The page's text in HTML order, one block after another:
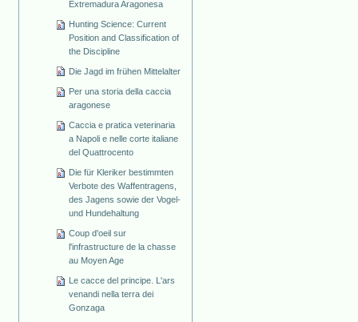
Extremadura Aragonesa
Hunting Science: Current
Position and Classification of
the Discipline
Die Jagd im frühen Mittelalter
Per una storia della caccia
aragonese
Caccia e pratica veterinaria
a Napoli e nelle corte italiane
del Quattrocento
Die für Kleriker bestimmten
Verbote des Waffentragens,
des Jagens sowie der Vogel-
und Hundehaltung
Coup d'oeil sur
l'infrastructure de la chasse
au Moyen Age
Le cacce del principe. L'ars
venandi nella terra dei
Gonzaga